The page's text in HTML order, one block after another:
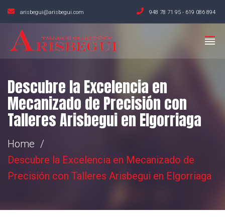
arisbegui@arisbegui.com 948 78 71 95 - 619 086 894
Descubre la Excelencia en
Mecanizado de Precisión con
Talleres Arisbegui en Elgorriaga
Home
Descubre la Excelencia en Mecanizado de
Precisión con Talleres Arisbegui en Elgorriaga